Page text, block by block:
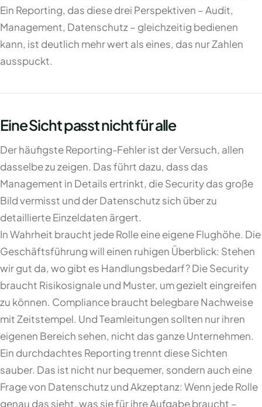
Ein Reporting, das diese drei Perspektiven – Audit,
Management, Datenschutz – gleichzeitig bedienen
kann, ist deutlich mehr wert als eines, das nur Zahlen
ausspuckt.
Eine Sicht passt nicht für alle
Der häufigste Reporting-Fehler ist der Versuch, allen
dasselbe zu zeigen. Das führt dazu, dass das
Management in Details ertrinkt, die Security das große
Bild vermisst und der Datenschutz sich über zu
detaillierte Einzeldaten ärgert.
In Wahrheit braucht jede Rolle eine eigene Flughöhe. Die
Geschäftsführung will einen ruhigen Überblick: Stehen
wir gut da, wo gibt es Handlungsbedarf? Die Security
braucht Risikosignale und Muster, um gezielt eingreifen
zu können. Compliance braucht belegbare Nachweise
mit Zeitstempel. Und Teamleitungen sollten nur ihren
eigenen Bereich sehen, nicht das ganze Unternehmen.
Ein durchdachtes Reporting trennt diese Sichten
sauber. Das ist nicht nur bequemer, sondern auch eine
Frage von Datenschutz und Akzeptanz: Wenn jede Rolle
genau das sieht, was sie für ihre Aufgabe braucht –